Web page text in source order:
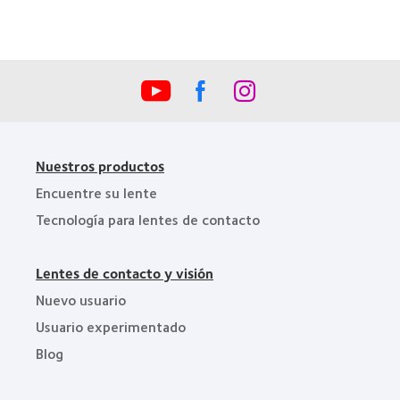
Nuestros productos
Encuentre su lente
Tecnología para lentes de contacto
Lentes de contacto y visión
Nuevo usuario
Usuario experimentado
Blog